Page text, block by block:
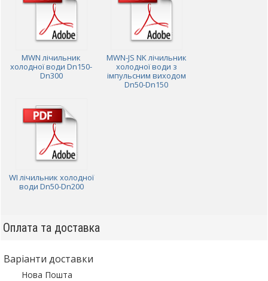
MWN лічильник
холодної води Dn150-
Dn300
MWN-JS NK лічильник
холодної води з
імпульсним виходом
Dn50-Dn150
WI лічильник холодної
води Dn50-Dn200
Оплата та доставка
Варіанти доставки
Нова Пошта